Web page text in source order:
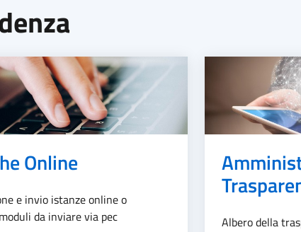
Online
e invio istanze online o
da inviare via pec
Albero della